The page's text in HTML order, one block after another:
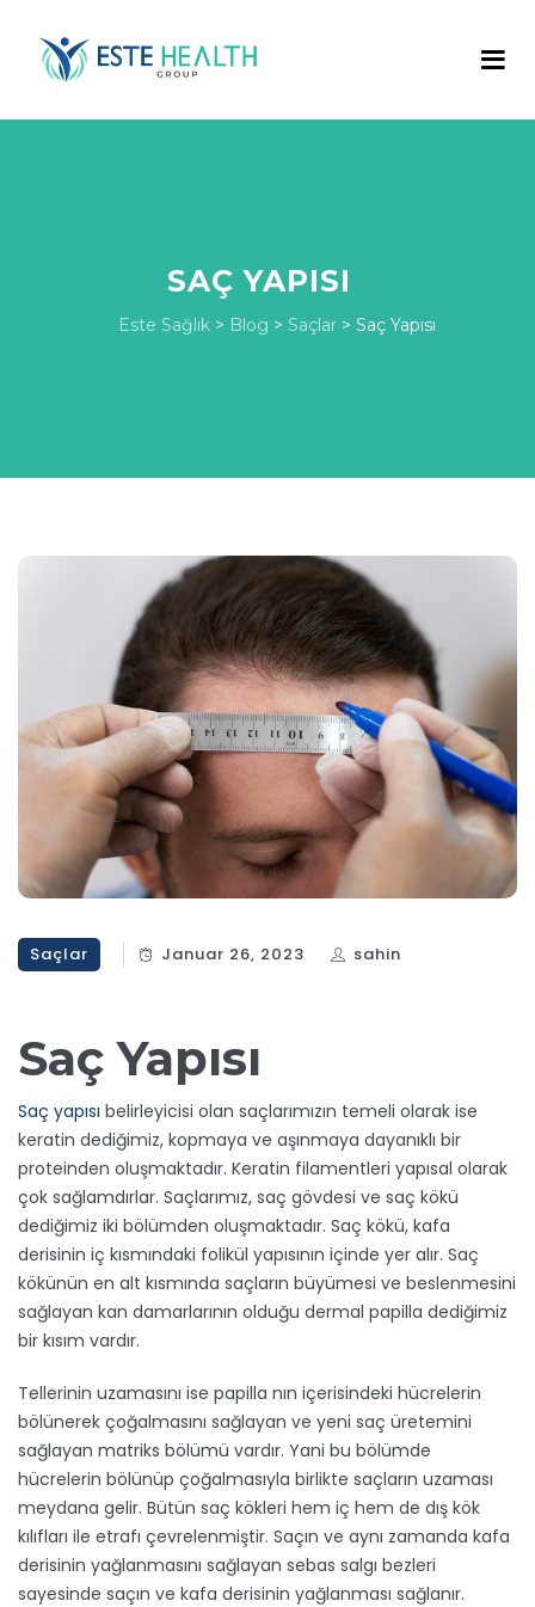
SAÇ YAPISI
Este Sağlık> Blog > Saçlar> Saç Yapısı
Saçlar Januar 26, 2023 sahin
Saç Yapısı
Saç yapısı belirleyicisi olan saçlarımızın temeli olarak ise
keratin dediğimiz, kopmaya ve aşınmaya dayanıklı bir
proteinden oluşmaktadır. Keratin filamentleri yapısal olarak
çok sağlamdırlar. Saçlarımız, saç gövdesi ve saç kökü
dediğimiz iki bölümden oluşmaktadır. Saç kökü, kafa
derisinin iç kısmındaki folikül yapısının içinde yer alır. Saç
kökünün en alt kısmında saçların büyümesi ve beslenmesini
sağlayan kan damarlarının olduğu dermal papilla dediğimiz
bir kısım vardır.
Tellerinin uzamasını ise papilla nın içerisindeki hücrelerin
bölünerek çoğalmasını sağlayan ve yeni saç üretemini
sağlayan matriks bölümü vardır. Yani bu bölümde
hücrelerin bölünüp çoğalmasıyla birlikte saçların uzaması
meydana gelir. Bütün saç kökleri hem iç hem de dış kök
kılıfları ile etrafı çevrelenmiştir. Saçın ve aynı zamanda kafa
derisinin yağlanmasını sağlayan sebas salgı bezleri
sayesinde saçın ve kafa derisinin yağlanması sağlanır.